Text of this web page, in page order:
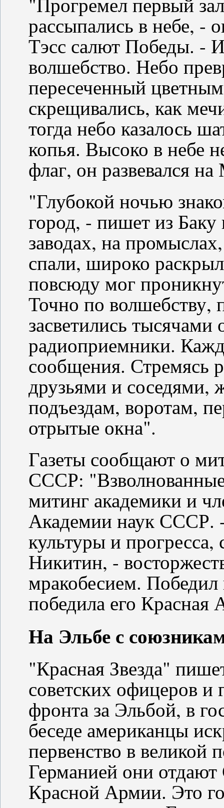
рассыпались в небе, -
Тэсс салют Победы. -
волшебство. Небо
пересеченный
скрещивались, как
тогда небо казалось
копья. Высоко в небе
флаг, он развевался
"Глубокой ночью
город, - пишет из
заводах, на
спали, широко
повсюду мог
Точно по волшебству,
засветились
радиоприемники.
сообщения. Стремясь
друзьями и соседями,
подъездам, воротам,
отрытые окна".
Газеты сообщают о
СССР: "Взволнованные
митинг академики и
Академии наук СССР.
культуры и
Никитин, -
мракобесием. Победил
победила его Красная
На Эльбе с
"Красная Звезда"
советских офицеров и
фронта за Эльбой, в
беседе американцы
первенство в великой
Германией они
Красной Армии. Это